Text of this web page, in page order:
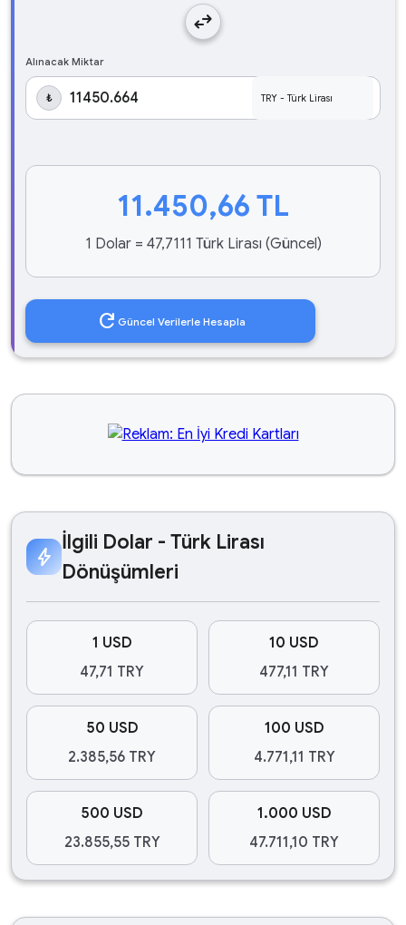
swap_horiz
Alınacak Miktar
₺
11.450,66 TL
1 Dolar = 47,7111 Türk Lirası (Güncel)
refresh Güncel Verilerle Hesapla
bolt
İlgili Dolar - Türk Lirası
Dönüşümleri
1 USD
47,71 TRY
10 USD
477,11 TRY
50 USD
2.385,56 TRY
100 USD
4.771,11 TRY
500 USD
23.855,55 TRY
1.000 USD
47.711,10 TRY